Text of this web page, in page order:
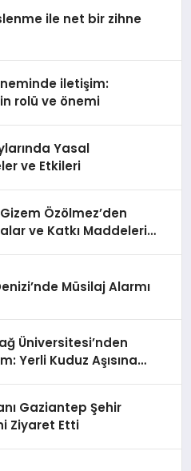
ile net bir zihne
iletişim:
rolü ve önemi
Yasal
ve Etkileri
Özölmez’den
ve Katkı Maddeleri
Müsilaj Alarmı
Üniversitesi’nden
Yerli Kuduz Aşısına
Gaziantep Şehir
Ziyaret Etti